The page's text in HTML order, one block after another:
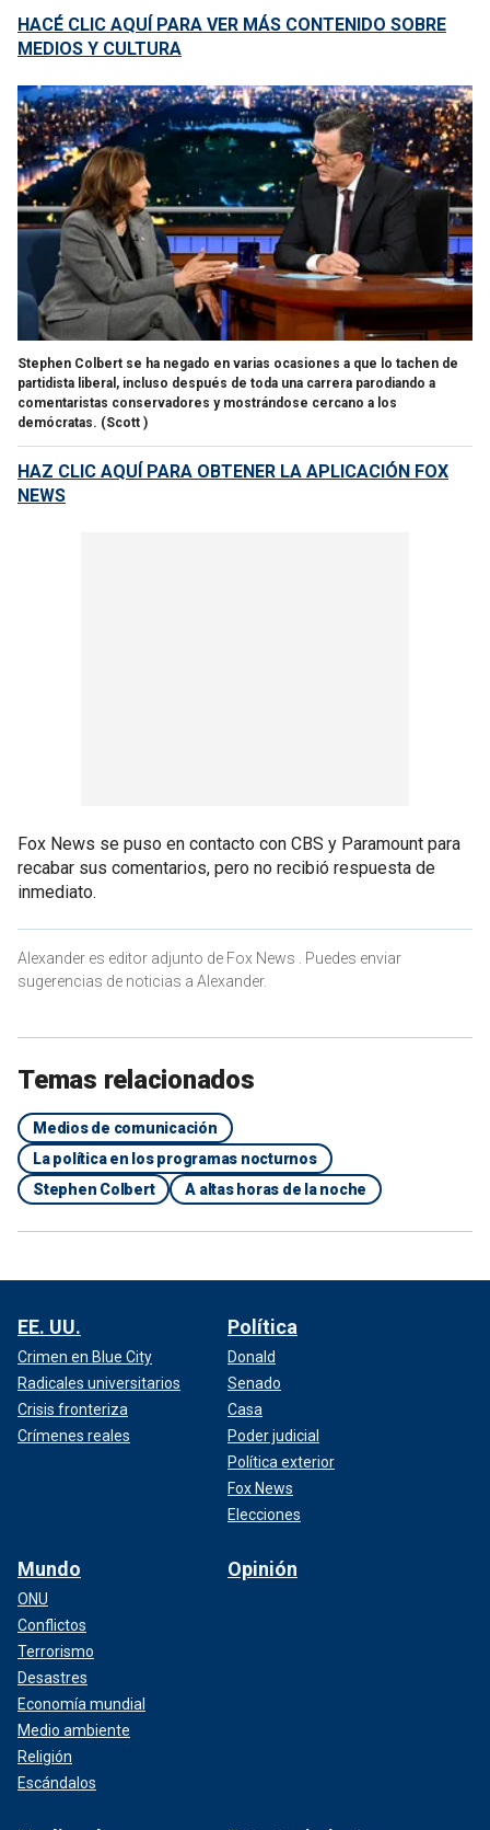
HACÉ CLIC AQUÍ PARA VER MÁS CONTENIDO SOBRE
MEDIOS Y CULTURA
Stephen Colbert se ha negado en varias ocasiones a que lo tachen de
partidista liberal, incluso después de toda una carrera parodiando a
comentaristas conservadores y mostrándose cercano a los
demócratas. (Scott )
HAZ CLIC AQUÍ PARA OBTENER LA APLICACIÓN FOX
NEWS
Fox News se puso en contacto con CBS y Paramount para
recabar sus comentarios, pero no recibió respuesta de
inmediato.
Alexander es editor adjunto de Fox News . Puedes enviar
sugerencias de noticias a Alexander.
Temas relacionados
Medios de comunicación
La política en los programas nocturnos
Stephen Colbert
A altas horas de la noche
EE. UU.
Crimen en Blue City
Radicales universitarios
Crisis fronteriza
Crímenes reales
Política
Donald
Senado
Casa
Poder judicial
Política exterior
Fox News
Elecciones
Mundo
ONU
Conflictos
Terrorismo
Desastres
Economía mundial
Medio ambiente
Religión
Escándalos
Opinión